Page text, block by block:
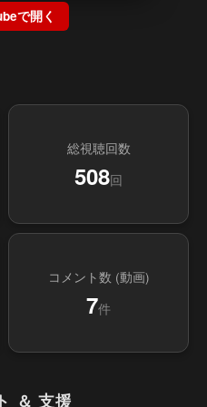
で開く
総視聴回数
508回
コメント数 (動画)
7件
＆ 支援